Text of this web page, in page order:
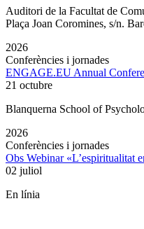
Auditori de la Facultat de
Plaça Joan Coromines, s/n.
2026
Conferències i jornades
ENGAGE.EU Annual
21 octubre
Blanquerna School of
2026
Conferències i jornades
Obs Webinar «L’espiritualitat
02 juliol
En línia